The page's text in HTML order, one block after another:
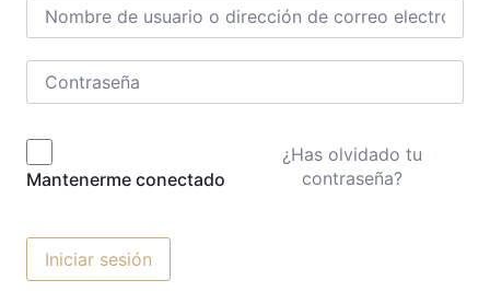
Mantenerme conectado
¿Has olvidado tu
contraseña?
Iniciar sesión